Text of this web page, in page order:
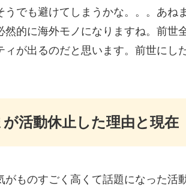
うでも避けてしまうかな。。。あね
然的に海外モノになりますね。前世
ィが出るのだと思います。前世にし
活動休止した理由と現在
がものすごく高くて話題になった活